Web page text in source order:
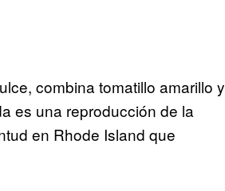
combina tomatillo amarillo y
es una reproducción de la
en Rhode Island que